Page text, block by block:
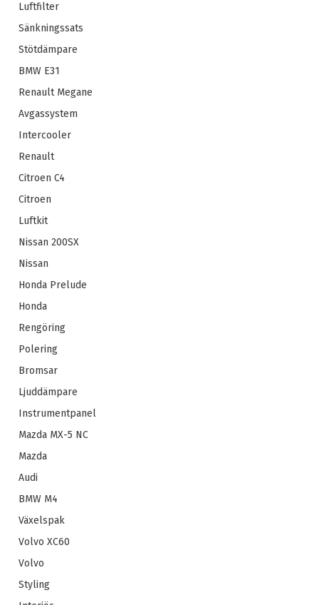
Luftfilter
Sänkningssats
Stötdämpare
BMW E31
Renault Megane
Avgassystem
Intercooler
Renault
Citroen C4
Citroen
Luftkit
Nissan 200SX
Nissan
Honda Prelude
Honda
Rengöring
Polering
Bromsar
Ljuddämpare
Instrumentpanel
Mazda MX-5 NC
Mazda
Audi
BMW M4
Växelspak
Volvo XC60
Volvo
Styling